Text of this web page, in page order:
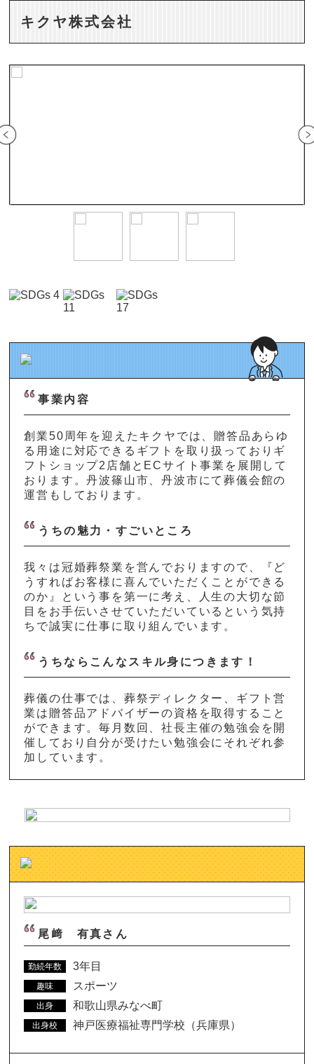
キクヤ株式会社
事業内容
創業50周年を迎えたキクヤでは、贈答品あらゆ
る用途に対応できるギフトを取り扱っておりギ
フトショップ2店舗とECサイト事業を展開して
おります。丹波篠山市、丹波市にて葬儀会館の
運営もしております。
うちの魅力・すごいところ
我々は冠婚葬祭業を営んでおりますので、『ど
うすればお客様に喜んでいただくことができる
のか』という事を第一に考え、人生の大切な節
目をお手伝いさせていただいているという気持
ちで誠実に仕事に取り組んでいます。
うちならこんなスキル身につきます！
葬儀の仕事では、葬祭ディレクター、ギフト営
業は贈答品アドバイザーの資格を取得すること
ができます。毎月数回、社長主催の勉強会を開
催しており自分が受けたい勉強会にそれぞれ参
加しています。
尾﨑 有真さん
勤続年数 3年目
趣味 スポーツ
出身 和歌山県みなべ町
出身校 神戸医療福祉専門学校（兵庫県）